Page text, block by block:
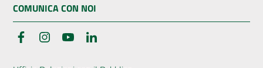
COMUNICA CON NOI
FacebookInstagramYouTube